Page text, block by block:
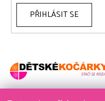
PŘIHLÁSIT SE